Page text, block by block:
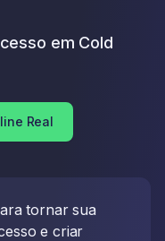
em Cold
Real
tornar sua
e criar